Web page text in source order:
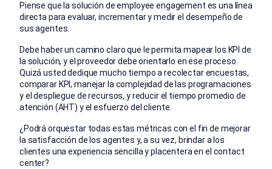
Piense que la solución de employee engagement es una línea
directa para evaluar, incrementar y medir el desempeño de
sus agentes.
Debe haber un camino claro que le permita mapear los KPI de
la solución, y el proveedor debe orientarlo en ese proceso.
Quizá usted dedique mucho tiempo a recolectar encuestas,
comparar KPI, manejar la complejidad de las programaciones
y el despliegue de recursos, y reducir el tiempo promedio de
atención (AHT) y el esfuerzo del cliente.
¿Podrá orquestar todas estas métricas con el fin de mejorar
la satisfacción de los agentes y, a su vez, brindar a los
clientes una experiencia sencilla y placentera en el contact
center?